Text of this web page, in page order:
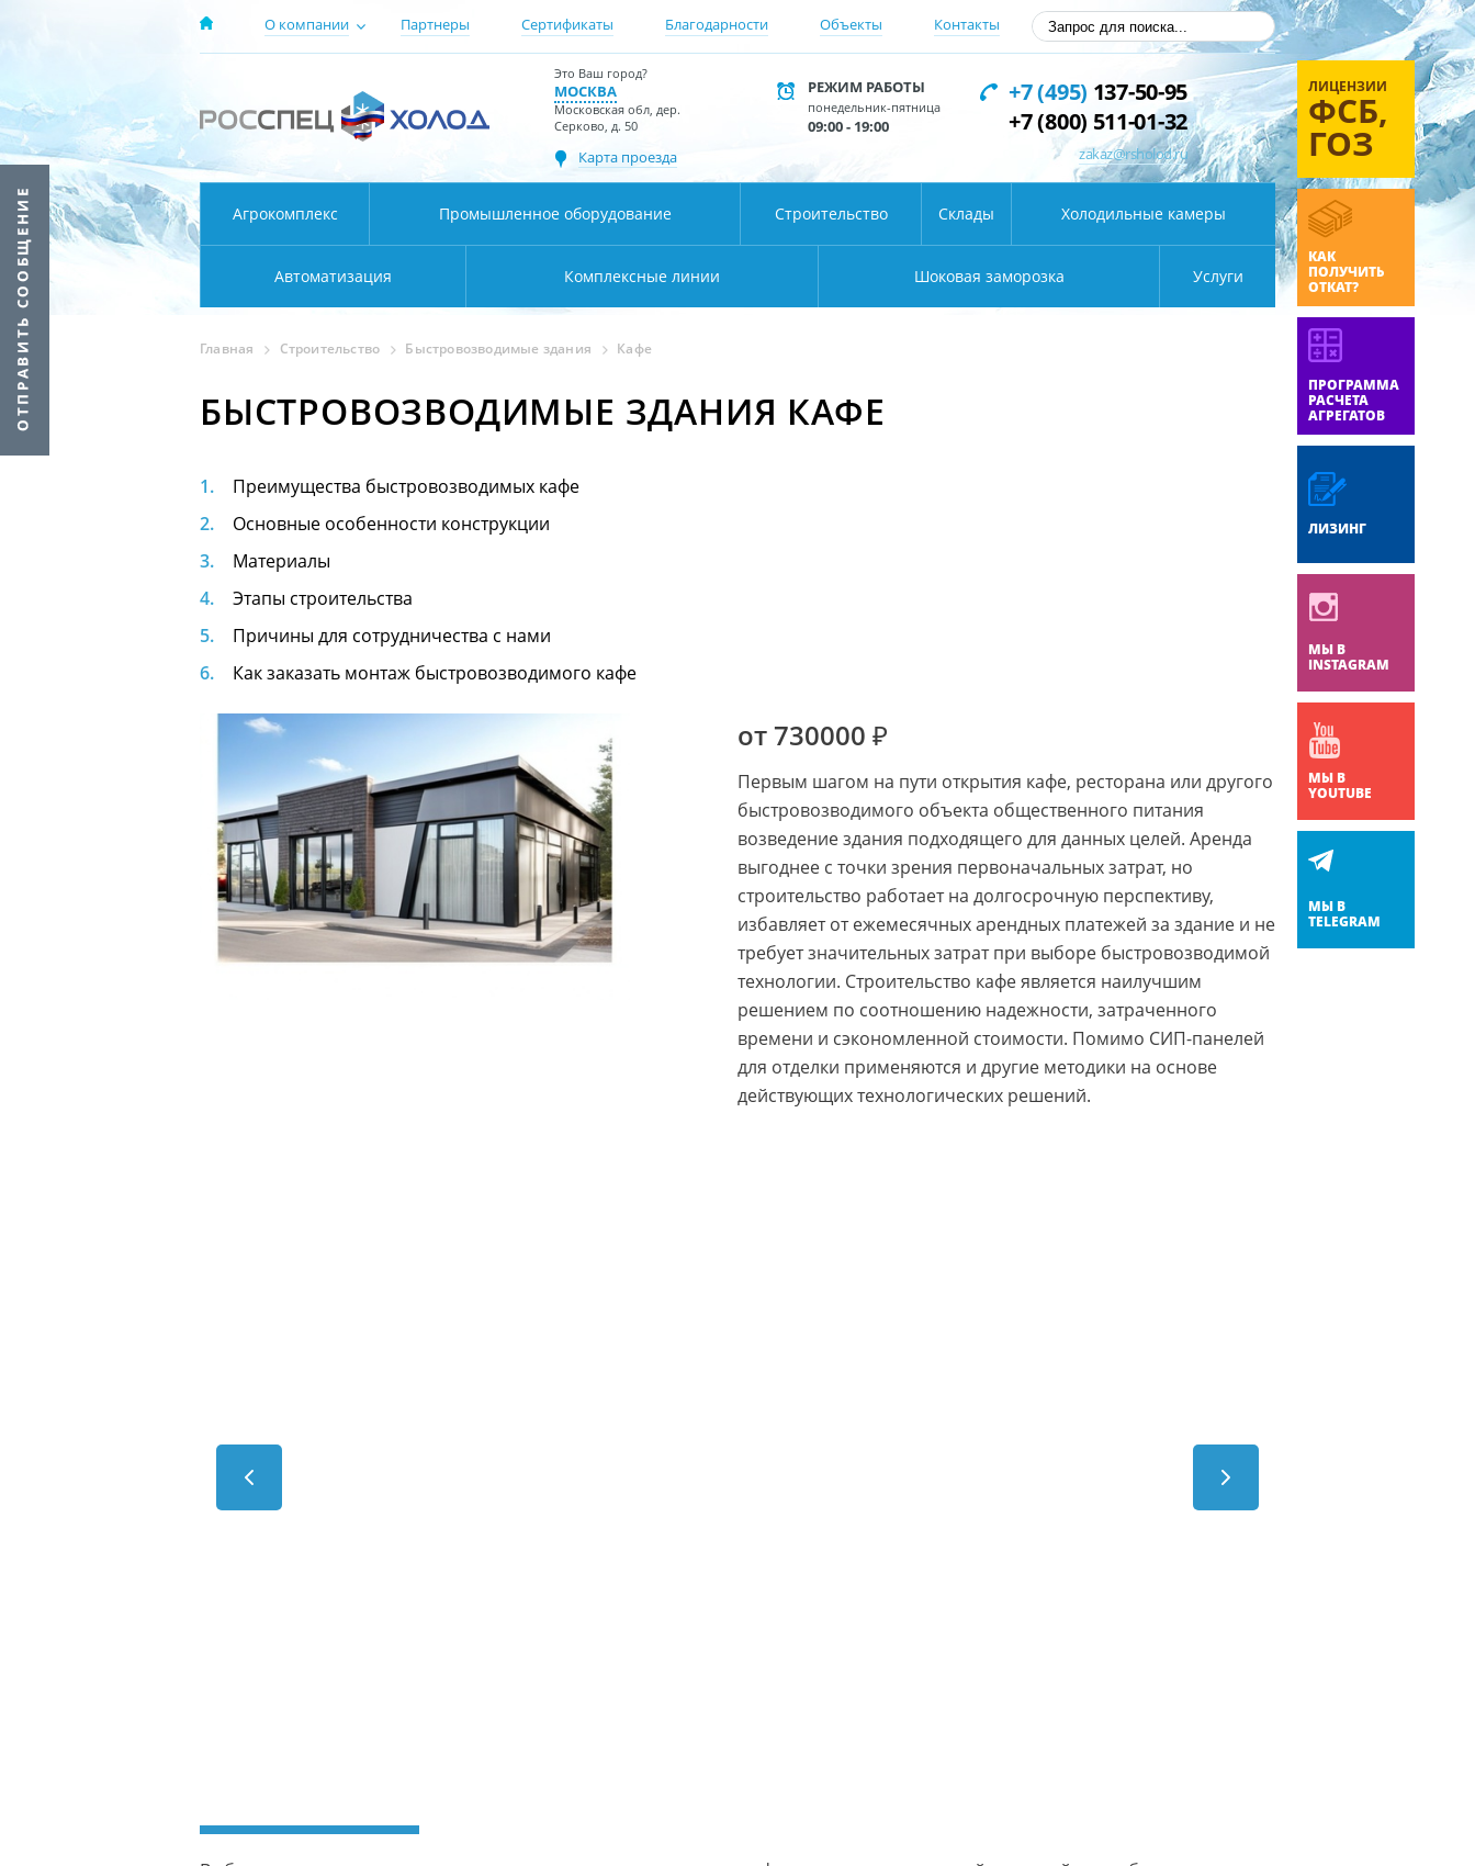
О компании Партнеры Сертификаты Благодарности Объекты Контакты
Это Ваш город?
МОСКВА
Московская обл, дер.
Серково, д. 50
Карта проезда
РЕЖИМ РАБОТЫ
понедельник-пятница
09:00 - 19:00
+7 (495) 137-50-95
+7 (800) 511-01-32
zakaz@rsholod.ru
Агрокомплекс Промышленное оборудование Строительство Склады Холодильные камеры
Автоматизация Комплексные линии Шоковая заморозка Услуги
ЛИЦЕНЗИИ
ФСБ,
ГОЗ
КАК
ПОЛУЧИТЬ
ОТКАТ?
ПРОГРАММА
РАСЧЕТА
АГРЕГАТОВ
ЛИЗИНГ
МЫ В
INSTAGRAM
МЫ В
YOUTUBE
МЫ В
TELEGRAM
Главная Строительство Быстровозводимые здания Кафе
БЫСТРОВОЗВОДИМЫЕ ЗДАНИЯ КАФЕ
Преимущества быстровозводимых кафе
Основные особенности конструкции
Материалы
Этапы строительства
Причины для сотрудничества с нами
Как заказать монтаж быстровозводимого кафе
от 730000 ₽
Первым шагом на пути открытия кафе, ресторана или другого
быстровозводимого объекта общественного питания
возведение здания подходящего для данных целей. Аренда
выгоднее с точки зрения первоначальных затрат, но
строительство работает на долгосрочную перспективу,
избавляет от ежемесячных арендных платежей за здание и не
требует значительных затрат при выборе быстровозводимой
технологии. Строительство кафе является наилучшим
решением по соотношению надежности, затраченного
времени и сэкономленной стоимости. Помимо СИП-панелей
для отделки применяются и другие методики на основе
действующих технологических решений.